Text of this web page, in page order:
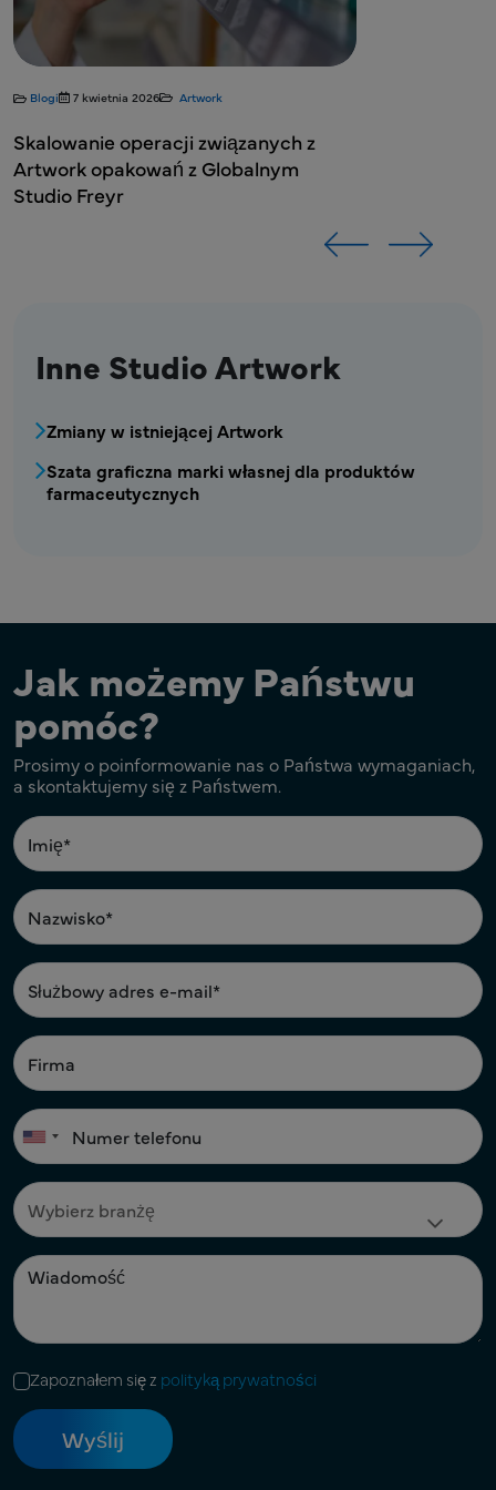
Inne Studio Artwork
MPR - Blok Menu Studio Artwork
Zmiany w istniejącej Artwork
Szata graficzna marki własnej dla produktów
farmaceutycznych
Jak możemy Państwu
pomóc?
Prosimy o poinformowanie nas o Państwa wymaganiach,
a skontaktujemy się z Państwem.
Zapoznałem się z polityką prywatności